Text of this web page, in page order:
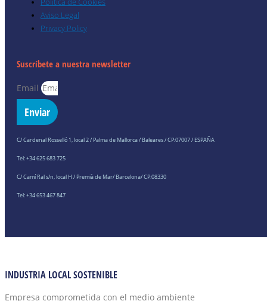
Aviso Legal
Privacy Policy
Suscríbete a nuestra newsletter
Email
Enviar
C/ Cardenal Rosselló 1, local 2 / Palma de Mallorca / Baleares / CP:07007 / ESPAÑA
Tel: +34 625 683 725
C/ Camí Ral s/n, local H / Premià de Mar/ Barcelona/ CP:08330
Tel: +34 653 467 847
INDUSTRIA LOCAL SOSTENIBLE
Empresa comprometida con el medio ambiente